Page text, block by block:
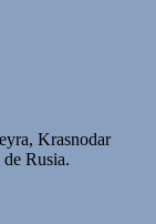
Krasnodar
Rusia.